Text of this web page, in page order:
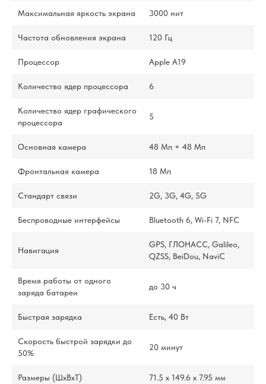
Максимальная яркость экрана 3000 нит
Частота обновления экрана 120 Гц
Процессор Apple A19
Количество ядер процессора 6
Количество ядер графического
процессора
5
Основная камера 48 Мп + 48 Мп
Фронтальная камера 18 Мп
Стандарт связи 2G, 3G, 4G, 5G
Беспроводные интерфейсы Bluetooth 6, Wi-Fi 7, NFC
Навигация
GPS, ГЛОНАСС, Galileo,
QZSS, BeiDou, NaviC
Время работы от одного
заряда батареи
до 30 ч
Быстрая зарядка Есть, 40 Вт
Скорость быстрой зарядки до
50%
20 минут
Размеры (ШxВxТ) 71.5 х 149.6 х 7.95 мм